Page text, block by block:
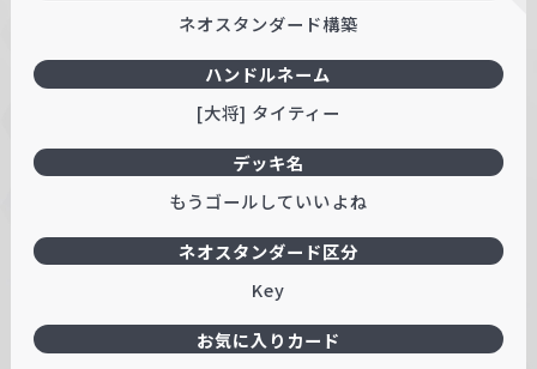
ハンドルネーム
[大将] タイティー
デッキ名
もうゴールしていいよね
ネオスタンダード構築
ネオスタンダード区分
Key
お気に入りカード